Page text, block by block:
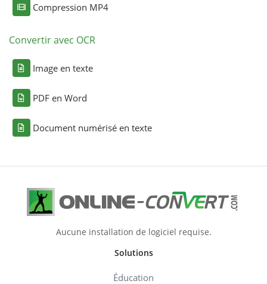
Compression MP4
Convertir avec OCR
Image en texte
PDF en Word
Document numérisé en texte
Aucune installation de logiciel requise.
Solutions
Éducation